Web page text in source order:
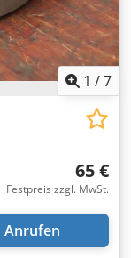
1 /7
65 €
Festpreis zzgl. MwSt.
Anrufen